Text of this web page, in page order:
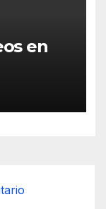
en
para